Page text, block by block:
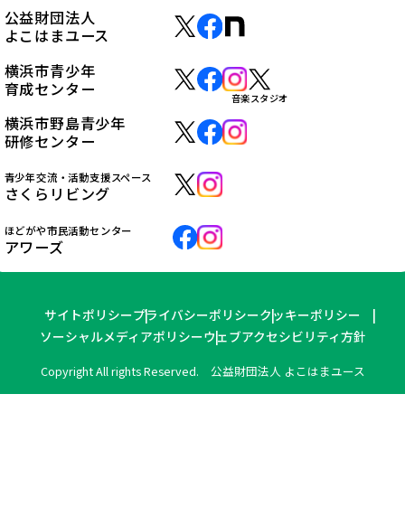
公益財団法人
よこはまユース
横浜市青少年
育成センター
音楽スタジオ
横浜市野島青少年
研修センター
青少年交流・活動支援スペース
さくらリビング
ほどがや市民活動センター
アワーズ
サイトポリシープライバシーポリシークッキーポリシー
ソーシャルメディアポリシーウェブアクセシビリティ方針
Copyright All rights Reserved. 公益財団法人 よこはまユース